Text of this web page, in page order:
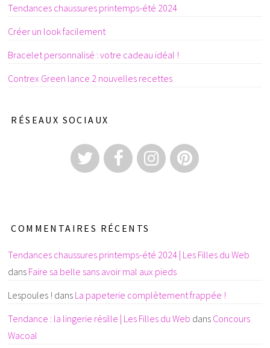
Tendances chaussures printemps-été 2024
Créer un look facilement
Bracelet personnalisé : votre cadeau idéal !
Contrex Green lance 2 nouvelles recettes
RÉSEAUX SOCIAUX
COMMENTAIRES RÉCENTS
Tendances chaussures printemps-été 2024 | Les Filles du Web
dans Faire sa belle sans avoir mal aux pieds
Lespoules ! dans La papeterie complètement frappée !
Tendance : la lingerie résille | Les Filles du Web dans Concours
Wacoal